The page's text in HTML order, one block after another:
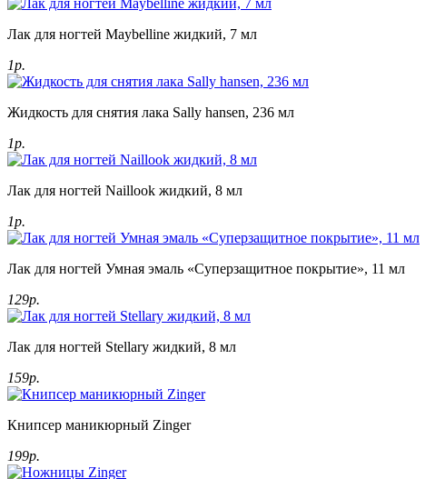
Лак для ногтей Maybelline жидкий, 7 мл
1р.
Жидкость для снятия лака Sally hansen, 236 мл
1р.
Лак для ногтей Naillook жидкий, 8 мл
1р.
Лак для ногтей Умная эмаль «Суперзащитное покрытие», 11 мл
129р.
Лак для ногтей Stellary жидкий, 8 мл
159р.
Книпсер маникюрный Zinger
199р.